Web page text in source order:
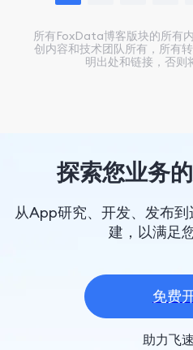
所有FoxData博客版块的所有
创内容和技术团队所有，所有
明出处和链接，否则
探索您业务
从App研究、开发、发布
建，以满足
免费
助力飞